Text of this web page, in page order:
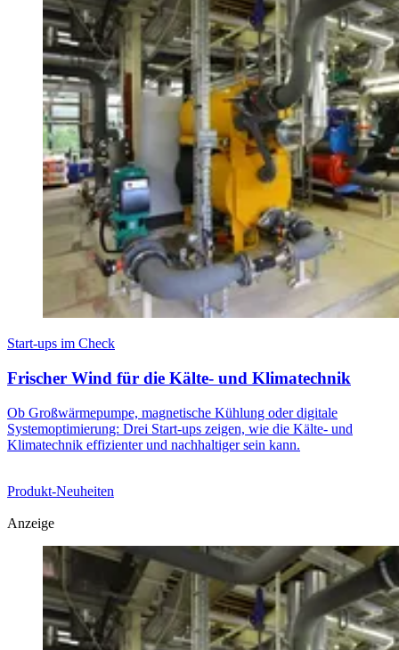
Start-ups im Check
Frischer Wind für die Kälte- und Klimatechnik
Ob Großwärmepumpe, magnetische Kühlung oder digitale
Systemoptimierung: Drei Start-ups zeigen, wie die Kälte- und
Klimatechnik effizienter und nachhaltiger sein kann.
Produkt-Neuheiten
Anzeige